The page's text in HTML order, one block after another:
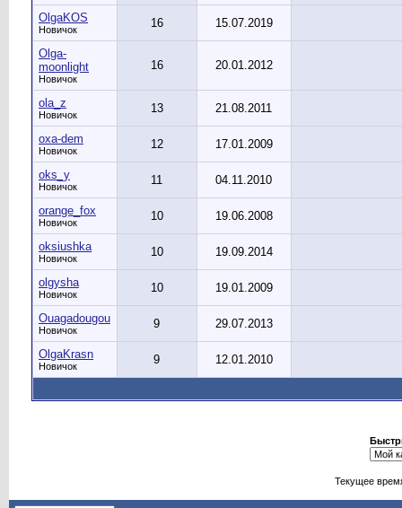
OlgaKOS
Новичок 16 15.07.2019
Olga-
moonlight
Новичок
16 20.01.2012
ola_z
Новичок 13 21.08.2011
oxa-dem
Новичок 12 17.01.2009
oks_y
Новичок 11 04.11.2010
orange_fox
Новичок 10 19.06.2008
oksiushka
Новичок 10 19.09.2014
olgysha
Новичок 10 19.01.2009
Ouagadougou
Новичок 9 29.07.2013
OlgaKrasn
Новичок 9 12.01.2010
Текущее